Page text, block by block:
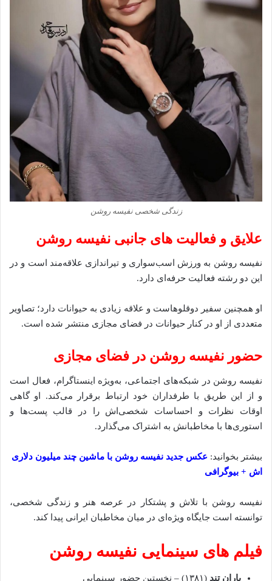
زندگی شخصی نفیسه روشن
علایق و فعالیت‌ های جانبی نفیسه روشن
نفیسه روشن به ورزش اسب‌سواری و تیراندازی علاقه‌مند است و در
این دو رشته فعالیت حرفه‌ای دارد.
او همچنین سفیر دوقلوهاست و علاقه زیادی به حیوانات دارد؛ تصاویر
متعددی از او در کنار حیوانات در فضای مجازی منتشر شده است.
حضور نفیسه روشن در فضای مجازی
نفیسه روشن در شبکه‌های اجتماعی، به‌ویژه اینستاگرام، فعال است
و از این طریق با طرفداران خود ارتباط برقرار می‌کند.
او گاهی
اوقات نظرات و احساسات شخصی‌اش را در قالب پست‌ها و
استوری‌ها با مخاطبانش به اشتراک می‌گذارد.
بیشتر بخوانید: عکس جدید نفیسه روشن با ماشین چند میلیون دلاری
اش + بیوگرافی
نفیسه روشن با تلاش و پشتکار در عرصه هنر و زندگی شخصی،
توانسته است جایگاه ویژه‌ای در میان مخاطبان ایرانی پیدا کند.
فیلم‌ های سینمایی نفیسه روشن
باران تند (۱۳۸۱) – نخستین حضور سینمایی